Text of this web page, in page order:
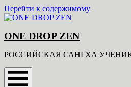
Перейти к содержимому
ONE DROP ZEN
РОССИЙСКАЯ САНГХА